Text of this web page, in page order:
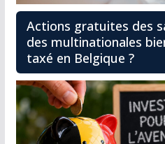
Actions gratuites des
des multinationales
taxé en Belgique ?